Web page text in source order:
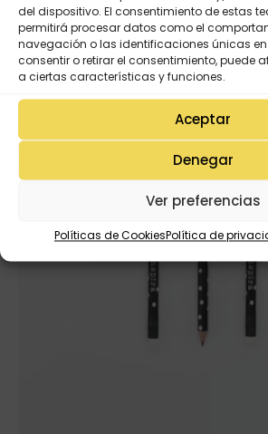
del dispositivo. El consentimiento de estas
permitirá procesar datos como el
navegación o las identificaciones únicas en
consentir o retirar el consentimiento, puede
a ciertas características y funciones.
Aceptar
Denegar
Ver preferencias
Políticas de CookiesPolítica de